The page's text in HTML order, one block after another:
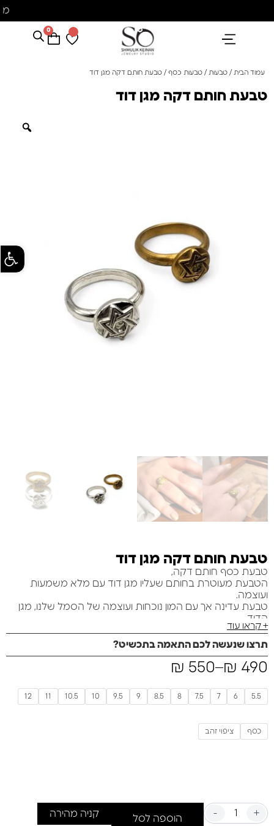
0
עמוד הבית / טבעות / טבעות כסף / טבעת חותם דקה מגן דוד
טבעת חותם דקה מגן דוד
טבעת חותם דקה מגן דוד
טבעת כסף חותם דקה,
הטבעת מעוטרת בחותם שעליו מגן דוד עם מלא משמעות
ועוצמה.
טבעת עדינה אך עם המון נוכחות ועוצמה של הסמל שלנו, מגן
הדוד.
מתאימה ליום יום שלנו ובהחלט מתאימה לגברים ונשים.
טבעת בעבודת יד מלאה מכסף מלא 925 או זהב מלא 14K
+ קראו עוד
תרצו שנעשה לכם התאמה בתכשיט?
₪ 490
–
₪ 550
5.5
6
7
7.5
8
8.5
9
9.5
10
10.5
11
12
כסף ציפוי זהב
- +
הוספה לסל קניה מהירה
פתח